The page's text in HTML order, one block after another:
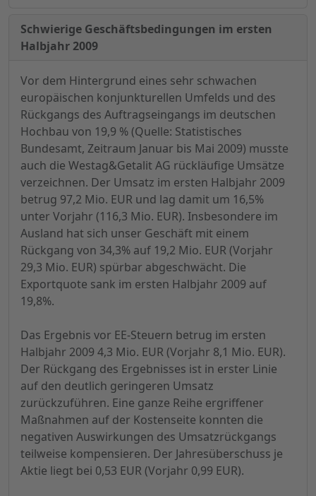
Schwierige Geschäftsbedingungen im ersten
Halbjahr 2009
Vor dem Hintergrund eines sehr schwachen
europäischen konjunkturellen Umfelds und des
Rückgangs des Auftragseingangs im deutschen
Hochbau von 19,9 % (Quelle: Statistisches
Bundesamt, Zeitraum Januar bis Mai 2009) musste
auch die Westag&Getalit AG rückläufige Umsätze
verzeichnen. Der Umsatz im ersten Halbjahr 2009
betrug 97,2 Mio. EUR und lag damit um 16,5%
unter Vorjahr (116,3 Mio. EUR). Insbesondere im
Ausland hat sich unser Geschäft mit einem
Rückgang von 34,3% auf 19,2 Mio. EUR (Vorjahr
29,3 Mio. EUR) spürbar abgeschwächt. Die
Exportquote sank im ersten Halbjahr 2009 auf
19,8%.
Das Ergebnis vor EE-Steuern betrug im ersten
Halbjahr 2009 4,3 Mio. EUR (Vorjahr 8,1 Mio. EUR).
Der Rückgang des Ergebnisses ist in erster Linie
auf den deutlich geringeren Umsatz
zurückzuführen. Eine ganze Reihe ergriffener
Maßnahmen auf der Kostenseite konnten die
negativen Auswirkungen des Umsatzrückgangs
teilweise kompensieren. Der Jahresüberschuss je
Aktie liegt bei 0,53 EUR (Vorjahr 0,99 EUR).